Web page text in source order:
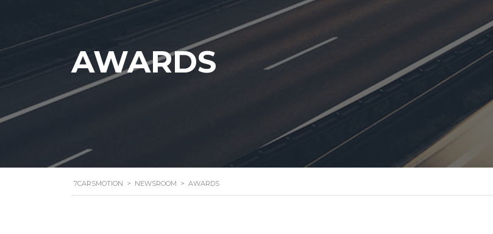
AWARDS
7CARSMOTION > NEWSROOM > AWARDS